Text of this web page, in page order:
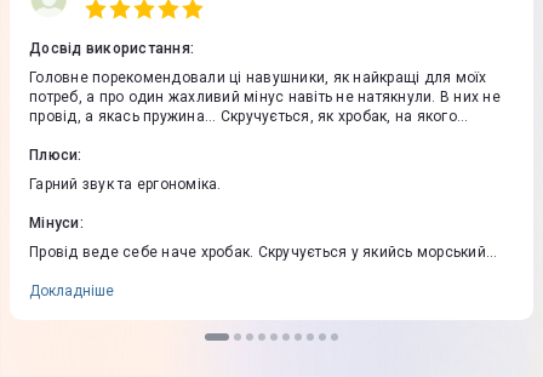
Досвід використання:
Головне порекомендовали ці навушники, як найкращі для моїх
потреб, а про один жахливий мінус навіть не натякнули. В них не
провід, а якась пружина... Скручується, як хробак, на якого
впевнений, що інша дорожча і новіша модель, яку я також
розглядав, позбавлена цього нюансу і звук там мабуть навіть ще
кращий був би.
Плюси:
Гарний звук та ергономіка.
Мінуси:
Провід веде себе наче хробак. Скручується у якийсь морський
Докладніше